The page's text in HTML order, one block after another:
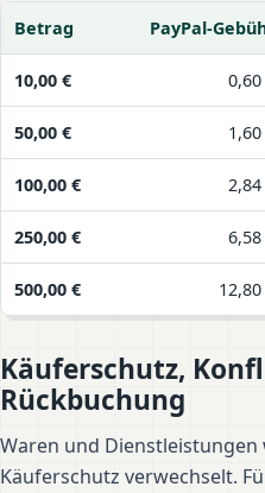
Betrag PayPal-
10,00 € 0,60
50,00 €
100,00 € 2,84
250,00 € 6,58
500,00 €
Käuferschutz,
Rückbuchung
Waren und
Käuferschutz verwechselt.